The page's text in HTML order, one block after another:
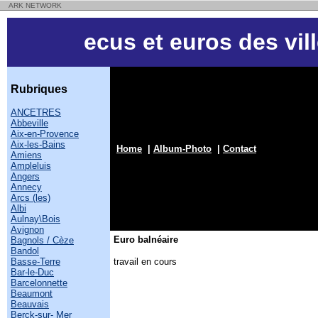
ARK NETWORK
ecus et euros des
Rubriques
ANCETRES
Abbeville
Aix-en-Provence
Aix-les-Bains
Amiens
Ampleluis
Angers
Annecy
Arcs (les)
Albi
Aulnay\Bois
Avignon
Bagnols / Cèze
Bandol
Basse-Terre
Bar-le-Duc
Barcelonnette
Beaumont
Beauvais
Berck-sur- Mer
Home Album-Photo Contact
Euro balnéaire
travail en cours